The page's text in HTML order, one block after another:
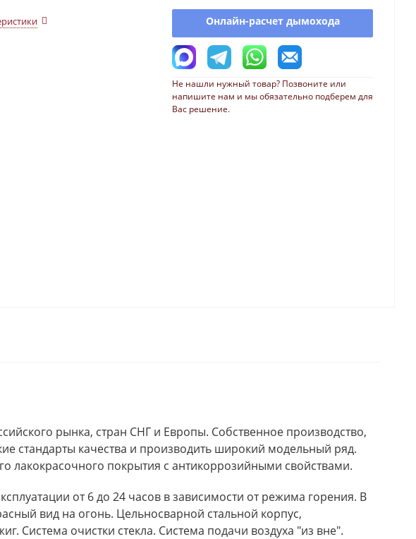
Онлайн-расчет дымохода
Не нашли нужный товар? Позвоните или
напишите нам и мы обязательно подберем для
Вас решение.
рынка, стран СНГ и Европы. Собственное производство,
качества и производить широкий модельный ряд.
лакокрасочного покрытия с антикоррозийными свойствами.
от 6 до 24 часов в зависимости от режима горения. В
вид на огонь. Цельносварной стальной корпус,
Система очистки стекла. Система подачи воздуха "из вне".